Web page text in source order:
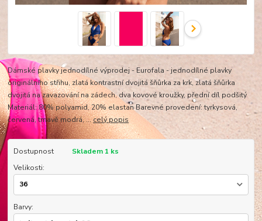
Dámské plavky jednodílné výprodej - Eurofala - jednodílné plavky
originálního střihu, zlatá kontrastní dvojitá šňůrka za krk, zlatá šňůrka
dvojitá na zavazování na zádech, dva kovové kroužky, přední díl podšitý
Materiál: 80% polyamid, 20% elastan Barevné provedení: tyrkysová,
červená, tmavě modrá, ...celý popis
Dostupnost
Skladem 1 ks
Velikosti:
Barvy: